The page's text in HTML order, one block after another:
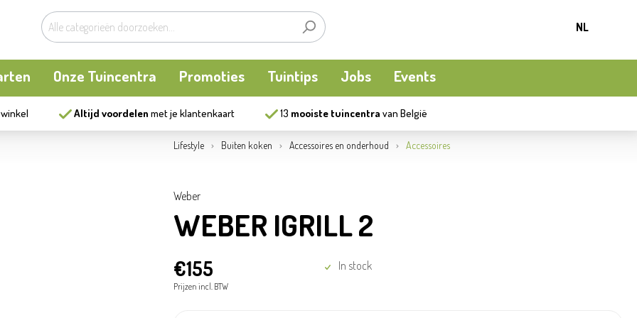
NL
Onze Tuincentra Promoties Tuintips Jobs Events
Kamerplanten
Tuininrichting
Bestrijding
Kooi-en natuurvogels
Terrasverwarming
Homewear
Altijd voordelen met je klantenkaart 13 mooiste tuincentra van België
Lifestyle Buiten koken Accessoires en onderhoud Accessoires
Weber
WEBER IGRILL 2
€155
Prijzen incl. BTW
In stock